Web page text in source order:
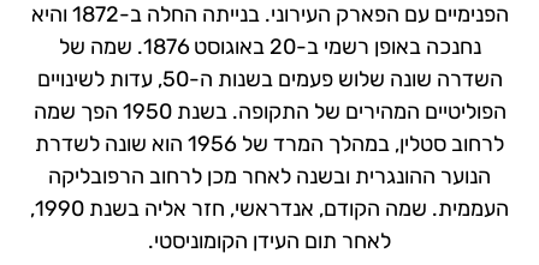
הפנימיים עם הפארק העירוני. בנייתה החלה ב-1872 והיא
נחנכה באופן רשמי ב-20 באוגוסט 1876. שמה של
השדרה שונה שלוש פעמים בשנות ה-50, עדות לשינויים
הפוליטיים המהירים של התקופה. בשנת 1950 הפך שמה
לרחוב סטלין, במהלך המרד של 1956 הוא שונה לשדרת
הנוער ההונגרית ובשנה לאחר מכן לרחוב הרפובליקה
העממית. שמה הקודם, אנדראשי, חזר אליה בשנת 1990,
לאחר תום העידן הקומוניסטי.